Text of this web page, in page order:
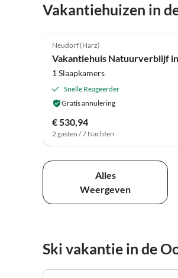
Vakantiehuizen in
Neudorf (Harz)
Vakantiehuis Natuurverblijf
1 Slaapkamers
Snelle Reageerder
Gratis annulering
€ 530,94
2 gasten / 7 Nachten
Alles
Weergeven
Ski vakantie in de